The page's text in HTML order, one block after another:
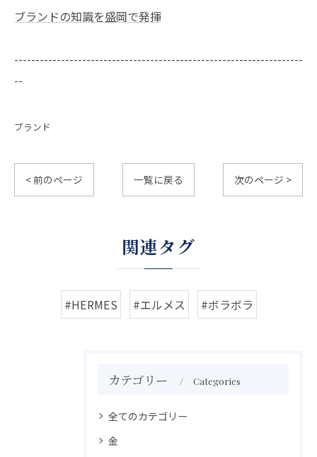
ブランドの知識を盛岡で発揮
--------------------------------------------------------------------
--
ブランド
< 前のページ 一覧に戻る 次のページ >
関連タグ
#HERMES #エルメス #ボラボラ
カテゴリー Categories
全てのカテゴリー
金